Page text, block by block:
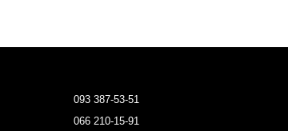
093 387-53-51
066 210-15-91